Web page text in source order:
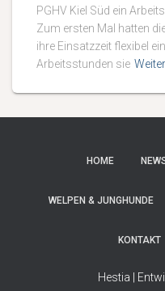
PGHV Kiel Süd ein
Zum ersten Mal hatten
ihre Einsatzzeit flexibel
Arbeitsstunden sie
HOME
WELPEN & JUNGHUNDE
KONTAKT
Hestia |